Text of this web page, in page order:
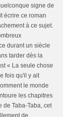
signe de
écrire ce roman
à ce sujet.
durant un siècle
tarder dès la
« La seule chose
fois qu'il y ait
le monde
les chapitres
de Taba-Taba, cet